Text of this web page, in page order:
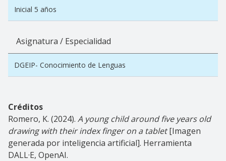
Inicial 5 años
Asignatura / Especialidad
DGEIP- Conocimiento de Lenguas
Créditos
Romero, K. (2024). A young child around five years old
drawing with their index finger on a tablet[Imagen
generada por inteligencia artificial]. Herramienta
DALL·E, OpenAI.